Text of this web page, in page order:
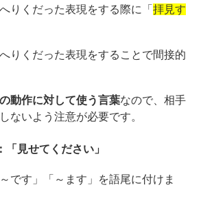
りくだった表現をする際に「 拝見す
りくだった表現をすることで間接的
動作に対して使う言葉なので、相手
ないよう注意が必要です。
「見せてください」
です」「～ます」を語尾に付けま